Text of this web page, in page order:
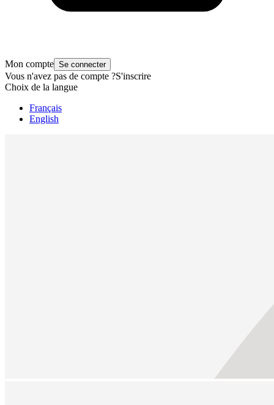
Mon compte Se connecter
Vous n'avez pas de compte ?S'inscrire
Choix de la langue
Français
English